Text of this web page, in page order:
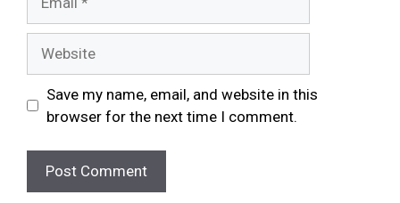
Save my name, email, and website in this
browser for the next time I comment.